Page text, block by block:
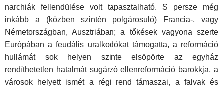
narchiák fellendülése volt tapasztalható. S persze még
inkább a (közben szintén polgárosuló) Francia-, vagy
Németország­ban, Ausztriában; a tőkések vagyona szerte
Európában a feu­dális uralkodókat támogatta, a reformáció
hullámát sok helyen szinte elsöpörte az egyház
rendíthetetlen hatalmát sugárzó ellenreformáció barokkja, a
városok helyett ismét a régi rend támaszai, a falvak és